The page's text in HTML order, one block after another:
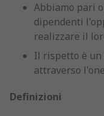
Abbiamo pari
dipendenti
realizzare il
Il rispetto è
attraverso
Definizioni